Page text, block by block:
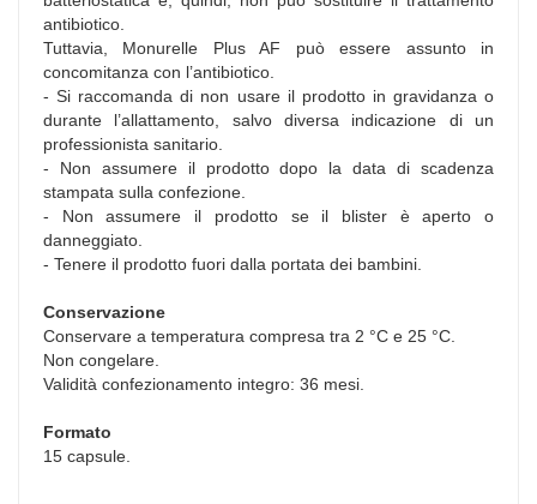
antibiotico.
Tuttavia, Monurelle Plus AF può essere assunto in
concomitanza con l’antibiotico.
- Si raccomanda di non usare il prodotto in gravidanza o
durante l’allattamento, salvo diversa indicazione di un
professionista sanitario.
- Non assumere il prodotto dopo la data di scadenza
stampata sulla confezione.
- Non assumere il prodotto se il blister è aperto o
danneggiato.
- Tenere il prodotto fuori dalla portata dei bambini.
Conservazione
Conservare a temperatura compresa tra 2 °C e 25 °C.
Non congelare.
Validità confezionamento integro: 36 mesi.
Formato
15 capsule.